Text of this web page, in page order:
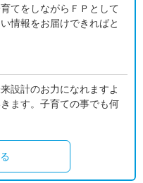
てをしながらＦＰとして
情報をお届けできればと
設計のお力になれますよ
ます。子育ての事でも何